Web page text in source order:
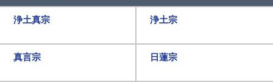
浄土真宗 浄土宗
真言宗 日蓮宗